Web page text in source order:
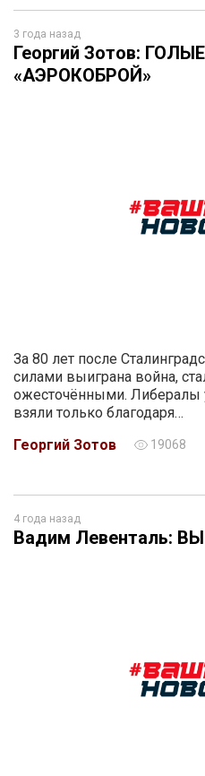
3 года назад
Георгий Зотов:
«АЭРОКОБРОЙ»
За 80 лет после
силами выиграна война,
ожесточёнными. Либералы
взяли только благодаря…
Георгий Зотов
19068
4 года назад
Вадим Левенталь: